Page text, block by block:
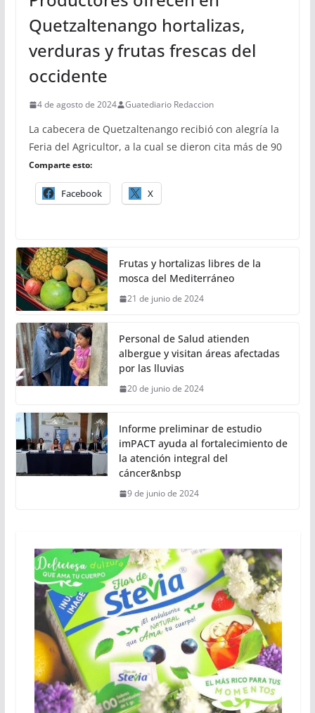
Quetzaltenango hortalizas,
verduras y frutas frescas del
occidente
4 de agosto de 2024 Guatediario Redaccion
La cabecera de Quetzaltenango recibió con alegría la
Feria del Agricultor, a la cual se dieron cita más de 90
Comparte esto:
Facebook X
Frutas y hortalizas libres de la
mosca del Mediterráneo
21 de junio de 2024
Personal de Salud atienden
albergue y visitan áreas afectadas
por las lluvias
20 de junio de 2024
Informe preliminar de estudio
imPACT ayuda al fortalecimiento de
la atención integral del
cáncer&nbsp
9 de junio de 2024